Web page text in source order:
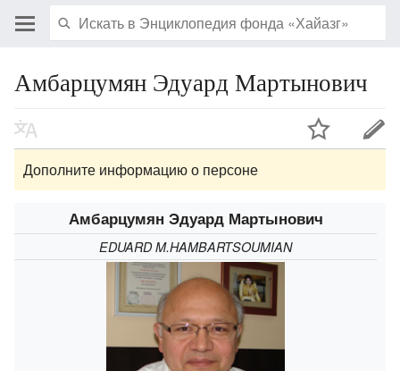
Амбарцумян Эдуард Мартынович
Дополните информацию о персоне
Амбарцумян Эдуард Мартынович
EDUARD M.HAMBARTSOUMIAN